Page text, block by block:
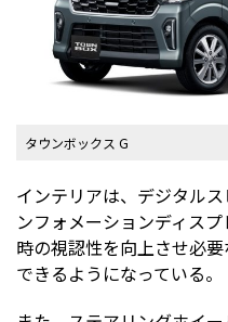
タウンボックス G
インテリアは、デジタル
ンフォメーションディス
時の視認性を向上させ必
できるようになっている。